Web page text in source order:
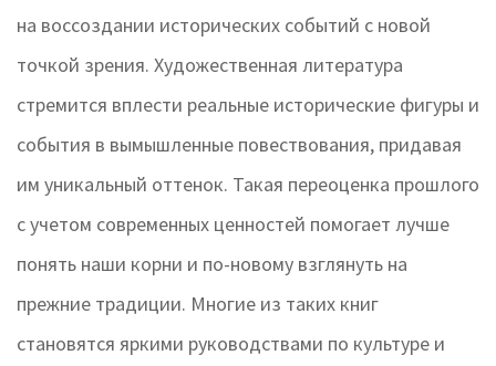
на воссоздании исторических событий с новой
точкой зрения. Художественная литература
стремится вплести реальные исторические фигуры и
события в вымышленные повествования, придавая
им уникальный оттенок. Такая переоценка прошлого
с учетом современных ценностей помогает лучше
понять наши корни и по-новому взглянуть на
прежние традиции. Многие из таких книг
становятся яркими руководствами по культуре и